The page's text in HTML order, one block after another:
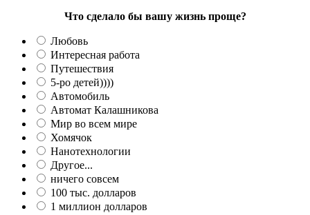
Что сделало бы вашу жизнь проще?
Любовь
Интересная работа
Путешествия
5-ро детей))))
Автомобиль
Автомат Калашникова
Мир во всем мире
Хомячок
Нанотехнологии
Другое...
ничего совсем
100 тыс. долларов
1 миллион долларов